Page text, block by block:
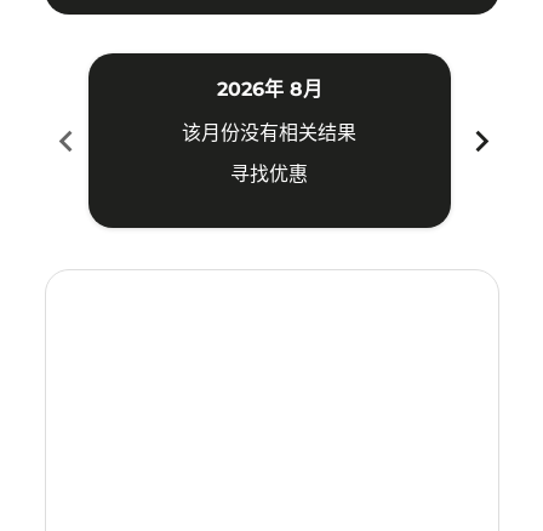
chevron_left
2026年 8月
该月份没有相关结果
寻找优惠
chevron_right